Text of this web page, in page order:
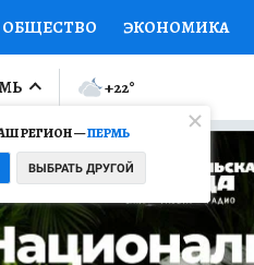
ОБЩЕСТВО ЭКОНОМИКА
ПРОИСШЕСТВИЯ
МИР Я ЗНАЮ
СЕРИАЛЫ
КОЛЛЕКЦИИ КОНКУРСЫ
РЕГИОН —ПЕРМЬ
ВЫБРАТЬ ДРУГОЙ
+22°